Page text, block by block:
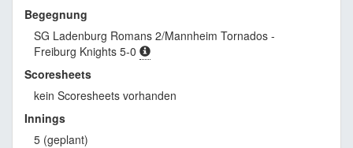
Begegnung
SG Ladenburg Romans 2/Mannheim Tornados -
Freiburg Knights 5-0
Scoresheets
kein Scoresheets vorhanden
Innings
5 (geplant)